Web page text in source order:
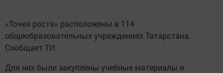
«Точки роста» расположены в 114
общеобразовательных учреждениях Татарстана.
Сообщает ТИ.
Для них были закуплены учебные материалы и